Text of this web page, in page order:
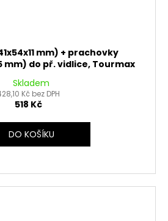
mm) + prachovky
mm) do př. vidlice, Tourmax
Skladem
Kč bez DPH
518 Kč
DO KOŠÍKU